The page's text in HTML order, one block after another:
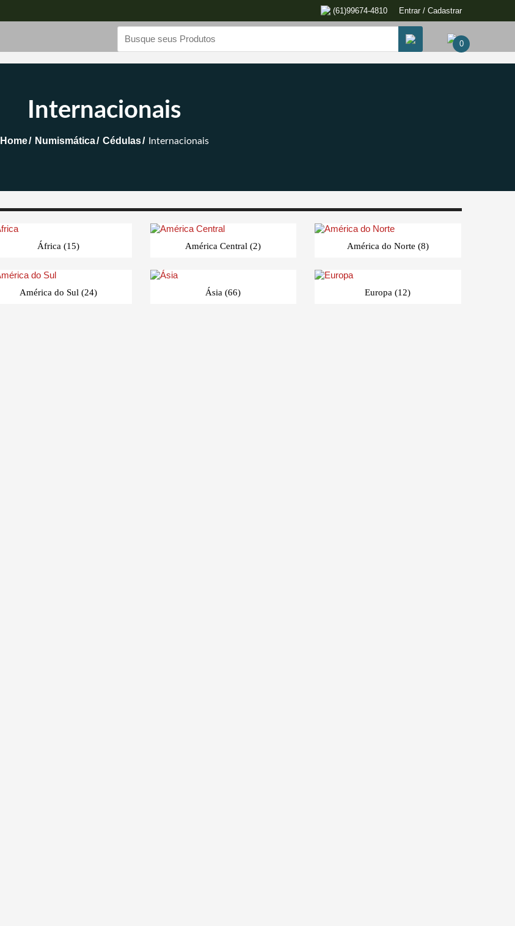
(61)99674-4810 Entrar / Cadastrar
0
Internacionais
Home Numismática Cédulas Internacionais
África(15) América Central(2) América do Norte (8)
América do Sul(24) Ásia(66) Europa(12)